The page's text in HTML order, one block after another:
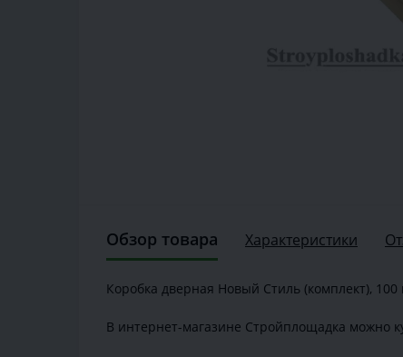
Обзор товара Характеристики
Коробка дверная Новый Стиль (комплект),
В интернет-магазине Стройплощадка можно